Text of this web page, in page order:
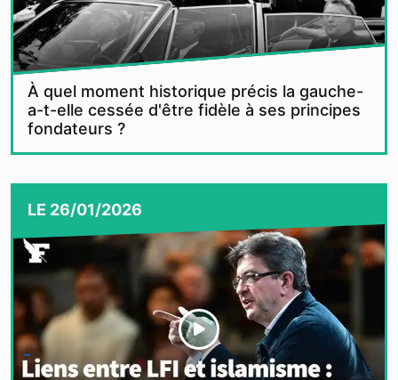
À quel moment historique précis la gauche-
a-t-elle cessée d'être fidèle à ses principes
fondateurs ?
LE 26/01/2026